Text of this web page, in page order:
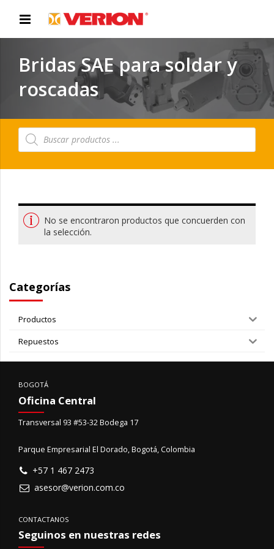
Bridas SAE para soldar y
roscadas
Búsqueda
de
No se encontraron productos que concuerden con
la selección.
Categorías
Productos
Repuestos
BOGOTÁ
Oficina Central
Transversal 93 #53-32 Bodega 17
Parque Empresarial El Dorado, Bogotá, Colombia
+57 1 467 2473
asesor@verion.com.co
CONTACTANOS
Seguinos en nuestras redes